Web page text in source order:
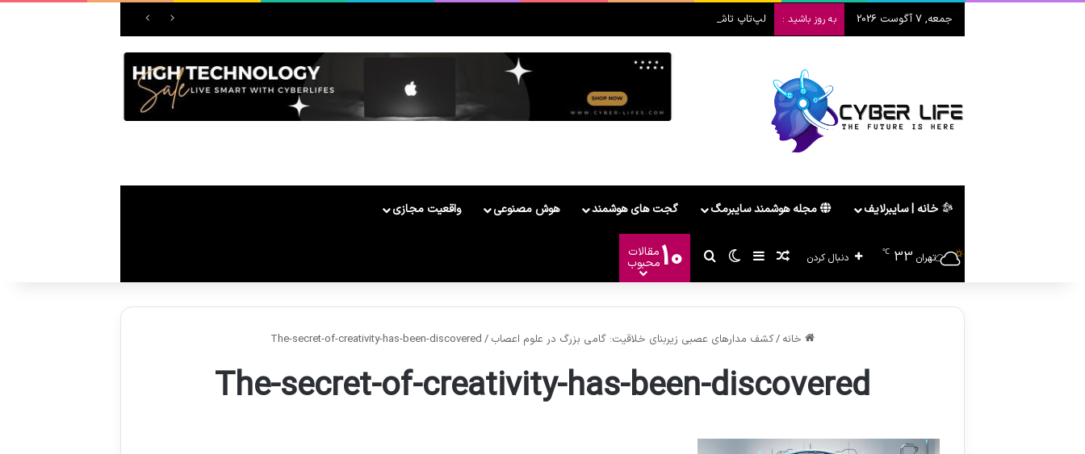
جمعه, 7 آگوست 2026 به روز باشید : لپ‌تاپ تاشو هواوی MateBook Fold 2026 معرفی شد
خانه | سایبرلایف مجله هوشمند سایبرمگ گجت های هوشمند هوش مصنوعی واقعیت مجازی
تهران 33
℃ دنبال کردن پیشنهاد هوشمند
سایدبارتغییر پوسته
جستجو برای
10مقالات
محبوب
خانه /کشف مدارهای عصبی زیربنای خلاقیت: گامی بزرگ در علوم اعصاب /
The-secret-of-creativity-has-been-discovered
The-secret-of-creativity-has-been-discovered